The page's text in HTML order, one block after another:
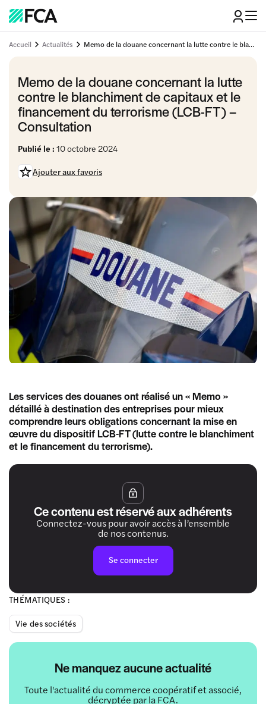
Accueil Actualités Memo de la douane concernant la lutte contre le blanchiment de capitaux et le financement du terrorisme (LCB-FT) - Consultation
Memo de la douane concernant la lutte
contre le blanchiment de capitaux et le
financement du terrorisme (LCB-FT) –
Consultation
Publié le : 10 octobre 2024
Ajouter aux favoris
THÉMATIQUES :
Vie des sociétés
Ne manquez aucune actualité
Toute l'actualité du commerce coopératif et associé,
décryptée par la FCA.
Les services des douanes ont réalisé un « Memo »
détaillé à destination des entreprises pour mieux
comprendre leurs obligations concernant la mise en
œuvre du dispositif LCB-FT (lutte contre le blanchiment
et le financement du terrorisme).
Ce contenu est réservé aux adhérents
Connectez-vous pour avoir accès à l’ensemble
de nos contenus.
Se connecter